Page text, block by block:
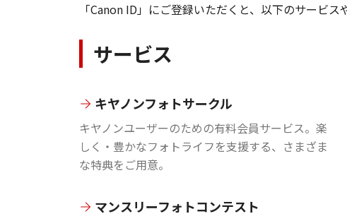
「Canon ID」にご登録いただくと、以下のサービ
サービス
キヤノンフォトサークル
キヤノンユーザーのための有料会員サービス。楽
しく・豊かなフォトライフを支援する、さまざま
な特典をご用意。
マンスリーフォトコンテスト